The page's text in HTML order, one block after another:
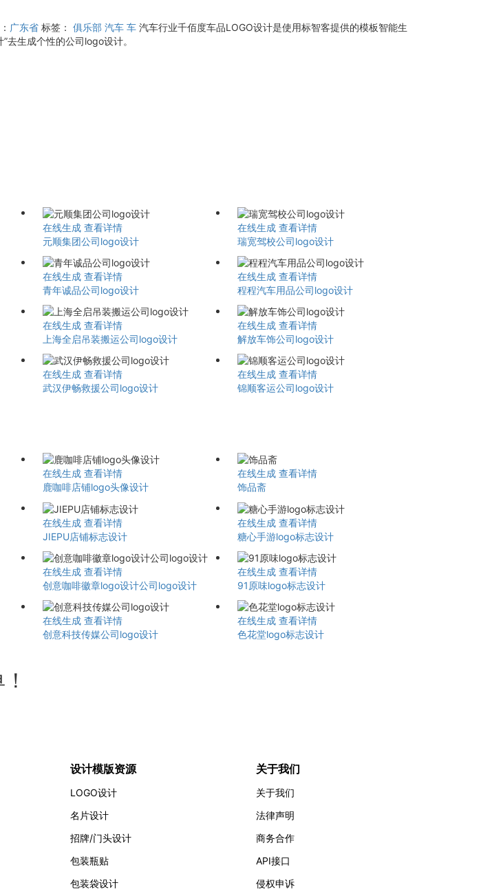
广东省 标签： 俱乐部 汽车 车 汽车行业千佰度车品LOGO设计是使用标智客提供的模板智能生
去生成个性的公司logo设计。
在线生成 查看详情
元顺集团公司logo设计
在线生成 查看详情
瑞宽驾校公司logo设计
在线生成 查看详情
青年诚品公司logo设计
在线生成 查看详情
程程汽车用品公司logo设计
在线生成 查看详情
上海全启吊装搬运公司logo设计
在线生成 查看详情
解放车饰公司logo设计
在线生成 查看详情
武汉伊畅救援公司logo设计
在线生成 查看详情
锦顺客运公司logo设计
在线生成 查看详情
鹿咖啡店铺logo头像设计
在线生成 查看详情
饰品斋
在线生成 查看详情
JIEPU店铺标志设计
在线生成 查看详情
糖心手游logo标志设计
在线生成 查看详情
创意咖啡徽章logo设计公司logo设计
在线生成 查看详情
91原味logo标志设计
在线生成 查看详情
创意科技传媒公司logo设计
在线生成 查看详情
色花堂logo标志设计
设计模版资源
LOGO设计
名片设计
招牌/门头设计
包装瓶贴
包装袋设计
关于我们
关于我们
法律声明
商务合作
API接口
侵权申诉